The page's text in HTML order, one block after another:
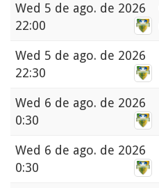
Wed 5 de ago. de 2026
22:00
Wed 5 de ago. de 2026
22:30
Wed 6 de ago. de 2026
0:30
Wed 6 de ago. de 2026
0:30